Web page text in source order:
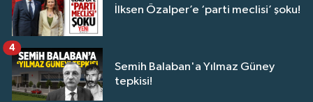
İlksen Özalper’e ‘parti meclisi’ şoku!
Semih Balaban'a Yılmaz Güney
tepkisi!
4